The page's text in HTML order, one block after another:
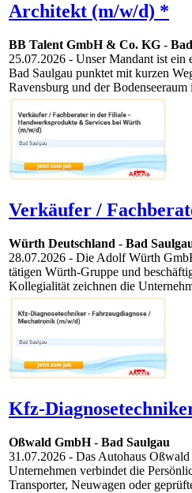
Architekt (m/w/d) *
BB Talent GmbH & Co. KG -
25.07.2026 - Unser Mandant ist ein
Bad Saulgau punktet mit kurzen
Ravensburg und der
Verkäufer /
Würth Deutschland - Bad
28.07.2026 - Die Adolf Würth
tätigen Würth-Gruppe und
Kollegialität zeichnen die
Kfz-
Oßwald GmbH- Bad Saulgau
31.07.2026 - Das Autohaus
Unternehmen verbindet die
Transporter, Neuwagen oder